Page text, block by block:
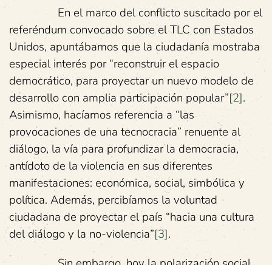
En el marco del conflicto suscitado por el
referéndum convocado sobre el TLC con Estados
Unidos, apuntábamos que la ciudadanía mostraba
especial interés por “reconstruir el espacio
democrático, para proyectar un nuevo modelo de
desarrollo con amplia participación popular”[2].
Asimismo, hacíamos referencia a “las
provocaciones de una tecnocracia” renuente al
diálogo, la vía para profundizar la democracia,
antídoto de la violencia en sus diferentes
manifestaciones: económica, social, simbólica y
política. Además, percibíamos la voluntad
ciudadana de proyectar el país “hacia una cultura
del diálogo y la no-violencia”[3].